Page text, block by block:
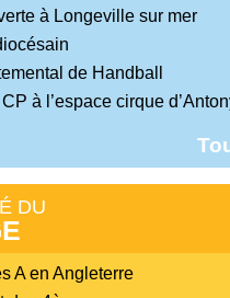
à Longeville sur mer
de Handball
à l’espace cirque
DU
A en Angleterre